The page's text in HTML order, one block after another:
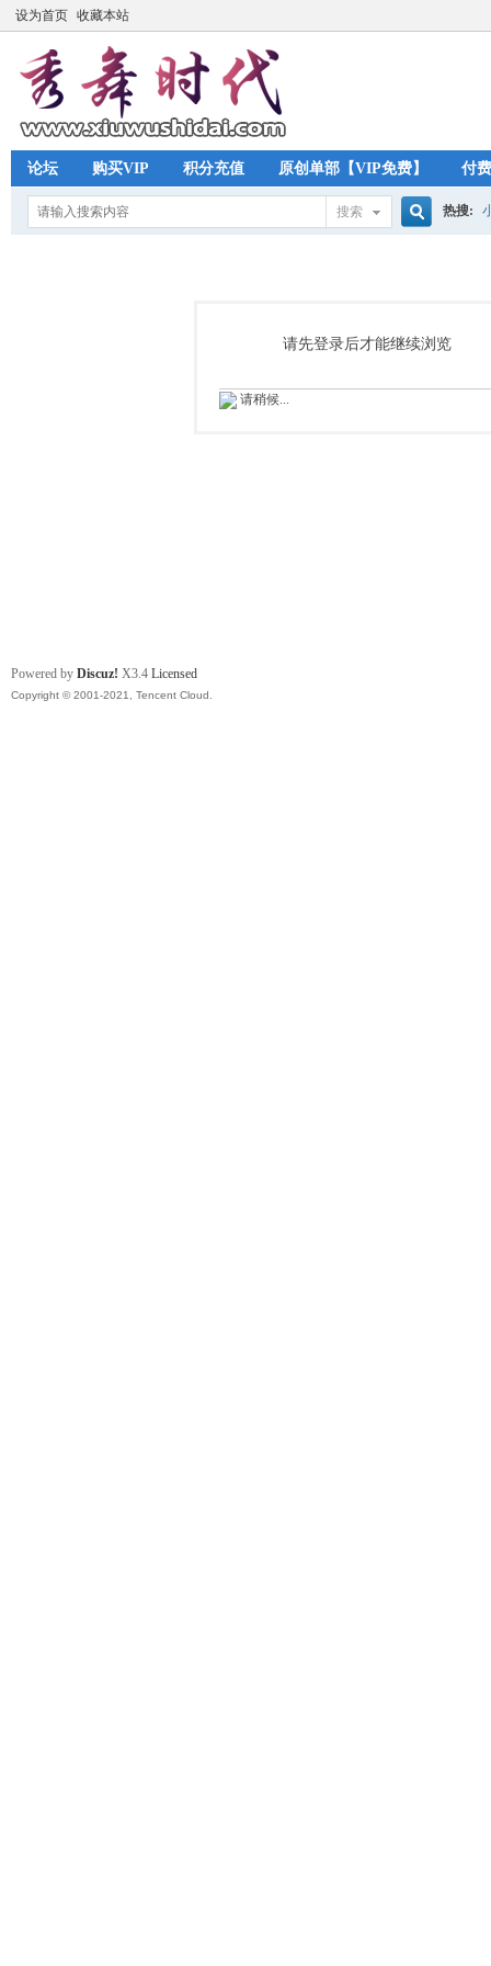
设为首页 收藏本站
论坛 购买VIP 积分充值 原创单部【VIP免费】 付
搜索
索
热搜:
请先登录后才能继续浏览
请稍候...
Powered by Discuz! X3.4 Licensed
Copyright © 2001-2021, Tencent Cloud.